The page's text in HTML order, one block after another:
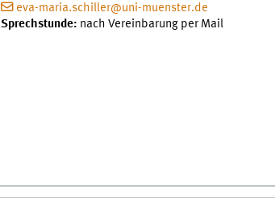
eva-maria.schiller@uni-muenster.de
Sprechstunde: nach Vereinbarung per Mail